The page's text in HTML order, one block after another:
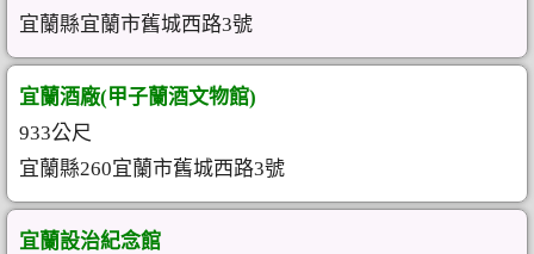
宜蘭縣宜蘭市舊城西路3號
宜蘭酒廠(甲子蘭酒文物館)
933公尺
宜蘭縣260宜蘭市舊城西路3號
宜蘭設治紀念館